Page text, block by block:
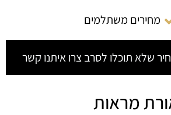
מחירים משתלמים
שלא תוכלו לסרב צרו איתנו קשר
מראות